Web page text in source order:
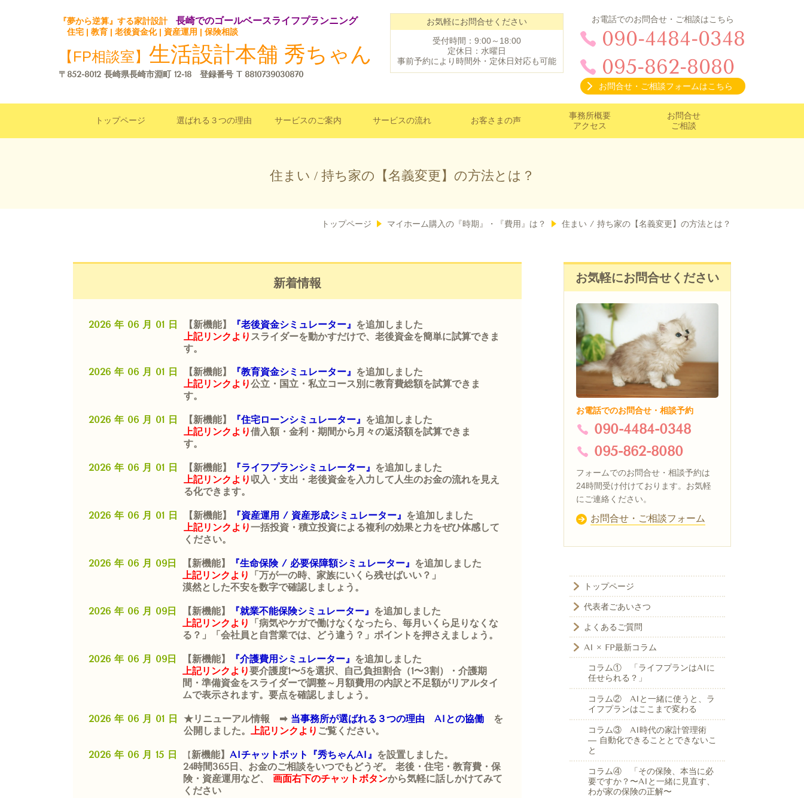
『夢から逆算』する家計設計 長崎でのゴールベースライフプランニング
住宅 | 教育 | 老後資金化 | 資産運用 | 保険相談
【FP相談室】 生活設計本舗 秀ちゃん
〒852-8012 長崎県長崎市淵町 12-18 登録番号 T 8810739030870
お気軽にお問合せください
受付時間：9:00～18:00
定休日：水曜日
事前予約により時間外・定休日対応も可能
お電話でのお問合せ・ご相談はこちら
090-4484-0348
095-862-8080
お問合せ・ご相談フォームはこちら
トップページ 選ばれる３つの理由 サービスのご案内 サービスの流れ お客さまの声
事務所概要
アクセス
お問合せ
ご相談
住まい / 持ち家の【名義変更】の方法とは？
トップページ マイホーム購入の『時期』・『費用』は？ 住まい / 持ち家の【名義変更】の方法とは？
新着情報
2026 年 06 月 01 日 【新機能】 『老後資金シミュレーター』 を追加しました
上記リンクより スライダーを動かすだけで、老後資金を簡単に試算できま
す。
2026 年 06 月 01 日 【新機能】 『教育資金シミュレーター』 を追加しました
上記リンクより公立・国立・私立コース別に教育費総額を試算できま
す。
2026 年 06 月 01 日 【新機能】 『住宅ローンシミュレーター』 を追加しました
上記リンクより借入額・金利・期間から月々の返済額を試算できま
す。
2026 年 06 月 01 日 【新機能】 『ライフプランシミュレーター』 を追加しました
上記リンクより 収入・支出・老後資金を入力して人生のお金の流れを見え
る化できます。
2026 年 06 月 01 日 【新機能】 『資産運用 / 資産形成シミュレーター』 を追加しました
上記リンクより一括投資・積立投資による複利の効果と力をぜひ体感して
ください。
2026 年 06 月 09日 【新機能】 『生命保険 / 必要保障額シミュレーター』 を追加しました
上記リンクより
「万が一の時、家族にいくら残せばいい？」
漠然とした不安を数字で確認しましょう。
2026 年 06 月 09日 【新機能】 『就業不能保険シミュレーター』 を追加しました
上記リンクより
「病気やケガで働けなくなったら、毎月いくら足りなくな
る？」
「会社員と自営業では、どう違う？」ポイントを押さえましょう。
2026 年 06 月 09日 【新機能】 『介護費用シミュレーター』 を追加しました
上記リンクより要介護度1〜5を選択、自己負担割合（1〜3割）・介護期
間・準備資金をスライダーで調整～月額費用の内訳と不足額がリアルタイ
ムで表示されます。要点を確認しましょう。
2026 年 06 月 01 日 ★リニューアル情報 ➡ 当事務所が選ばれる３つの理由 AIとの協働 を
公開しました。上記リンクより ご覧ください。
2026 年 06 月 15 日 【新機能】AIチャットボット『秀ちゃんAI』 を設置しました。
24時間365日、お金のご相談をいつでもどうぞ。 老後・住宅・教育費・保
険・資産運用など、画面右下のチャットボタンから気軽に話しかけてみて
ください
お気軽にお問合せください
お電話でのお問合せ・相談予約
090-4484-0348
095-862-8080
フォームでのお問合せ・相談予約は
24時間受け付けております。お気軽
にご連絡ください。
お問合せ・ご相談フォーム
トップページ
代表者ごあいさつ
よくあるご質問
AI × FP最新コラム
コラム① 「ライフプランはAIに
任せられる？」
コラム② AIと一緒に使うと、ラ
イフプランはここまで変わる
コラム③ AI時代の家計管理術
― 自動化できることとできないこ
と
コラム④ 「その保険、本当に必
要ですか？〜AIと一緒に見直す、
わが家の保険の正解〜